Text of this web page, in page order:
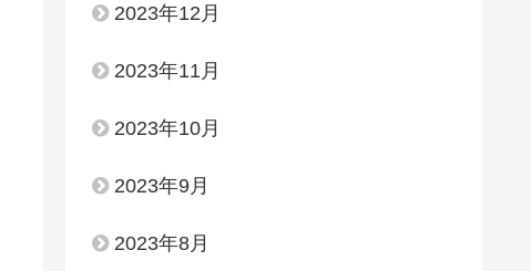
2023年12月
2023年11月
2023年10月
2023年9月
2023年8月